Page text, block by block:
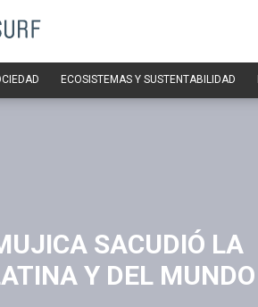
ECOSISTEMAS Y SUSTENTABILIDAD
SACUDIÓ LA
Y DEL MUNDO